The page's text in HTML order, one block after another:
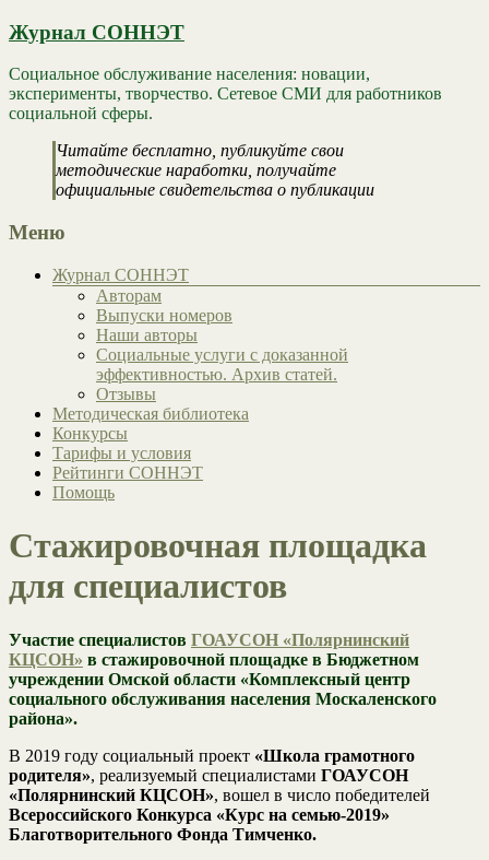
Журнал СОННЭТ
Социальное обслуживание населения: новации,
эксперименты, творчество. Сетевое СМИ для работников
социальной сферы.
Читайте бесплатно, публикуйте свои
методические наработки, получайте
официальные свидетельства о публикации
Меню
Журнал СОННЭТ
Авторам
Выпуски номеров
Наши авторы
Социальные услуги с доказанной
эффективностью. Архив статей.
Отзывы
Методическая библиотека
Конкурсы
Тарифы и условия
Рейтинги СОННЭТ
Помощь
Стажировочная площадка
для специалистов
Участие специалистов ГОАУСОН «Полярнинский
КЦСОН» в стажировочной площадке в Бюджетном
учреждении Омской области «Комплексный центр
социального обслуживания населения Москаленского
района».
В 2019 году социальный проект «Школа грамотного
родителя», реализуемый специалистами ГОАУСОН
«Полярнинский КЦСОН», вошел в число победителей
Всероссийского Конкурса «Курс на семью-2019»
Благотворительного Фонда Тимченко.